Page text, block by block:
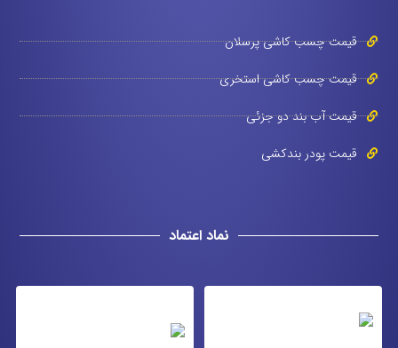
قیمت چسب کاشی پرسلان
قیمت چسب کاشی استخری
قیمت آب بند دو جزئی
قیمت پودر بندکشی
نماد اعتماد